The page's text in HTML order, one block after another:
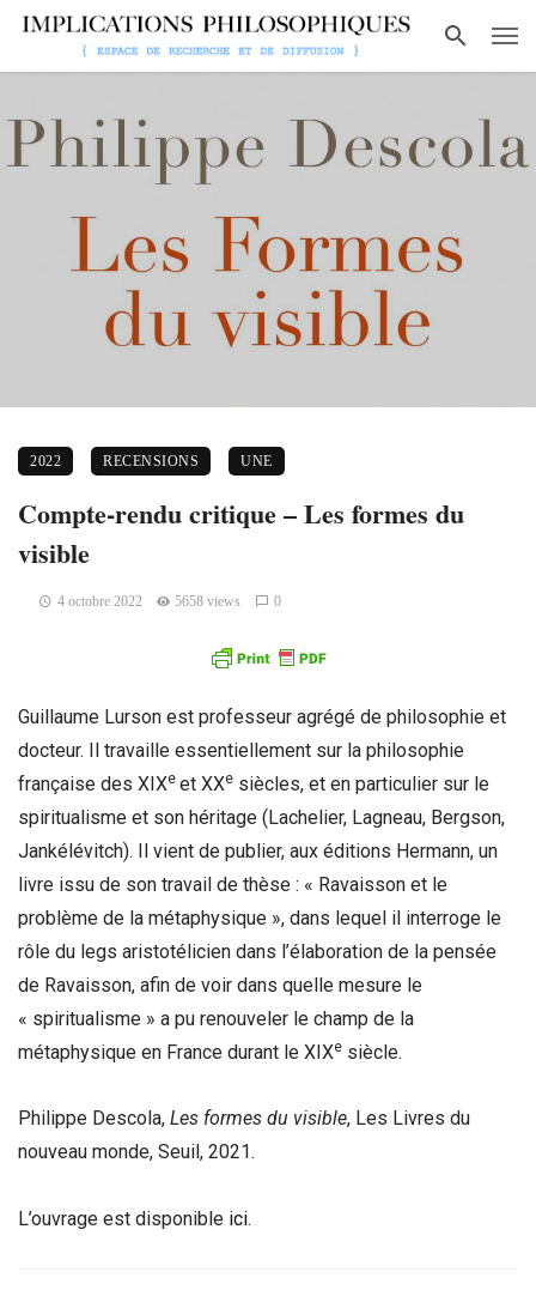
2022 RECENSIONS UNE
Compte-rendu critique – Les formes du
visible
4 octobre 2022 5658 views 0
Guillaume Lurson est professeur agrégé de philosophie et
docteur. Il travaille essentiellement sur la philosophie
française des XIXe et XXe siècles, et en particulier sur le
spiritualisme et son héritage (Lachelier, Lagneau, Bergson,
Jankélévitch). Il vient de publier, aux éditions Hermann, un
livre issu de son travail de thèse : « Ravaisson et le
problème de la métaphysique », dans lequel il interroge le
rôle du legs aristotélicien dans l’élaboration de la pensée
de Ravaisson, afin de voir dans quelle mesure le
« spiritualisme » a pu renouveler le champ de la
métaphysique en France durant le XIXe siècle.
Philippe Descola, Les formes du visible, Les Livres du
nouveau monde, Seuil, 2021.
L’ouvrage est disponible ici.